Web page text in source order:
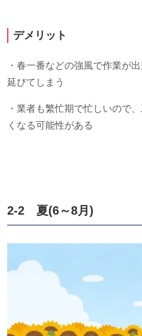
デメリット
・春一番などの強風で作業が
延びてしまう
・業者も繁忙期で忙しいので
くなる可能性がある
2-2 夏(6～8月 )